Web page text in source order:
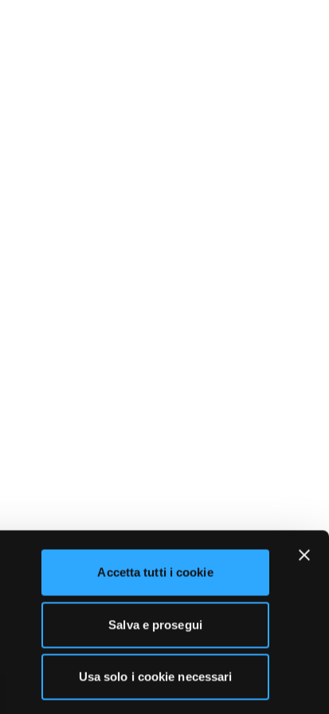
Accetta tutti i cookie
Salva e prosegui
Usa solo i cookie necessari